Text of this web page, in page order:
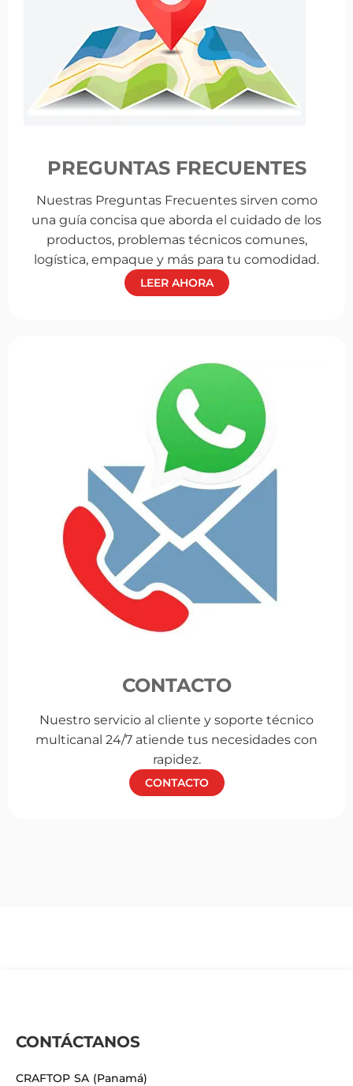
PREGUNTAS FRECUENTES
Nuestras Preguntas Frecuentes sirven como
una guía concisa que aborda el cuidado de los
productos, problemas técnicos comunes,
logística, empaque y más para tu comodidad.
LEER AHORA
CONTACTO
Nuestro servicio al cliente y soporte técnico
multicanal 24/7 atiende tus necesidades con
rapidez.
CONTACTO
CONTÁCTANOS
CRAFTOP SA (Panamá)